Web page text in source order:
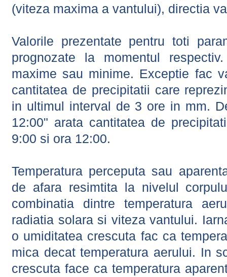
(viteza maxima a vantului), directia
Valorile prezentate pentru toti
prognozate la momentul
maxime sau minime. Exceptie fac
cantitatea de precipitatii care
in ultimul interval de 3 ore in mm.
12:00" arata cantitatea de
9:00 si ora 12:00.
Temperatura perceputa sau
de afara resimtita la nivelul
combinatia dintre temperatura
radiatia solara si viteza vantului.
o umiditatea crescuta fac ca
mica decat temperatura aerului. In
crescuta face ca temperatura